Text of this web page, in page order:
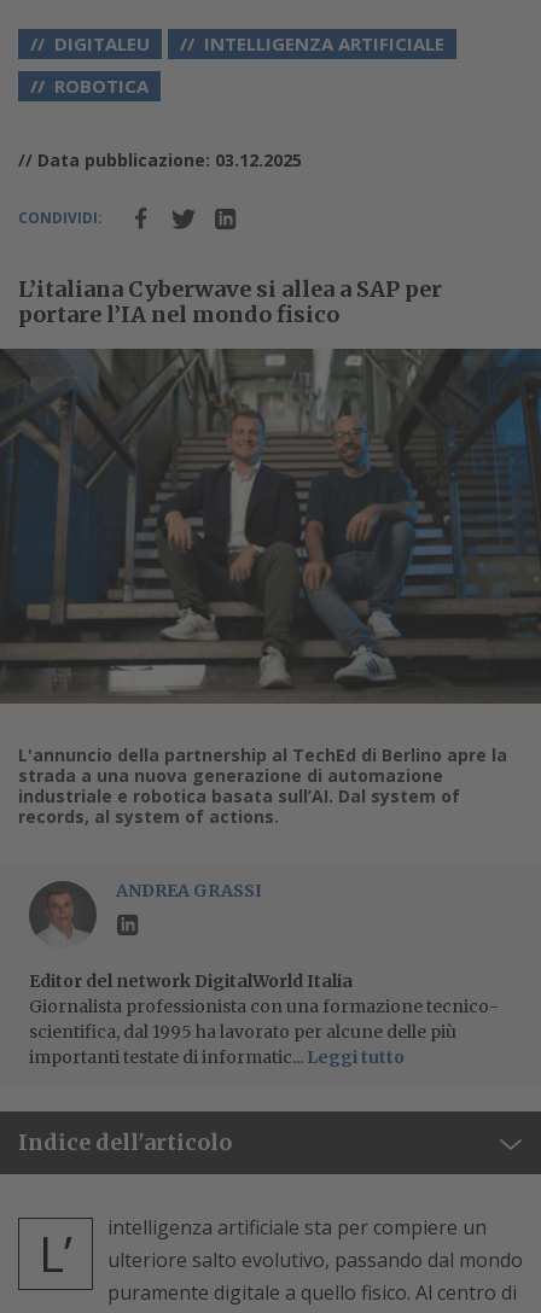
DIGITALEU
INTELLIGENZA ARTIFICIALE
ROBOTICA
// Data pubblicazione: 03.12.2025
CONDIVIDI:
L’italiana Cyberwave si allea a SAP per
portare l’IA nel mondo fisico
L'annuncio della partnership al TechEd di Berlino apre la
strada a una nuova generazione di automazione
industriale e robotica basata sull’AI. Dal system of
records, al system of actions.
ANDREA GRASSI
Editor del network DigitalWorld Italia
Giornalista professionista con una formazione tecnico-
scientifica, dal 1995 ha lavorato per alcune delle più
importanti testate di informatic... Leggi tutto
Indice dell'articolo
L’
intelligenza artificiale sta per compiere un
ulteriore salto evolutivo, passando dal mondo
puramente digitale a quello fisico. Al centro di